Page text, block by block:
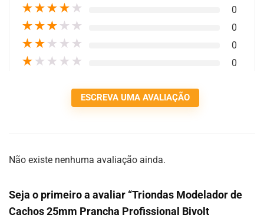
★★★★ ★ 0
★★★ ★ ★ 0
★★ ★ ★ ★ 0
★ ★ ★ ★ ★ 0
ESCREVA UMA AVALIAÇÃO
Não existe nenhuma avaliação ainda.
Seja o primeiro a avaliar “Triondas Modelador de
Cachos 25mm Prancha Profissional Bivolt